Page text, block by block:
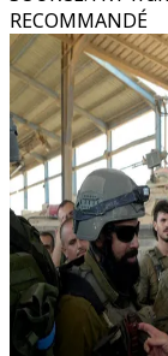
RECOMMANDÉ